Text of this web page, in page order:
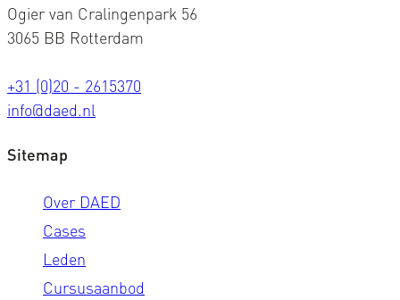
Ogier van Cralingenpark 56
3065 BB Rotterdam
+31 (0)20 - 2615370
info@daed.nl
Sitemap
Over DAED
Cases
Leden
Cursusaanbod